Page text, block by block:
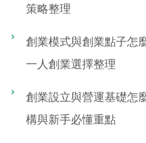
策略整理
創業模式與創業點子怎
一人創業選擇整理
創業設立與營運基礎怎
構與新手必懂重點